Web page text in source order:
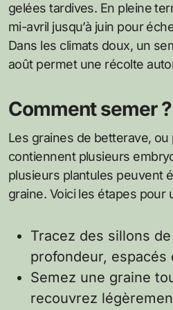
gelées tardives. En pleine
mi-avril jusqu’à juin pour
Dans les climats doux, un
août permet une récolte
Comment semer ?
Les graines de betterave,
contiennent plusieurs
plusieurs plantules peuvent
graine. Voici les étapes pour
Tracez des sillons
profondeur, espacés
Semez une graine
recouvrez